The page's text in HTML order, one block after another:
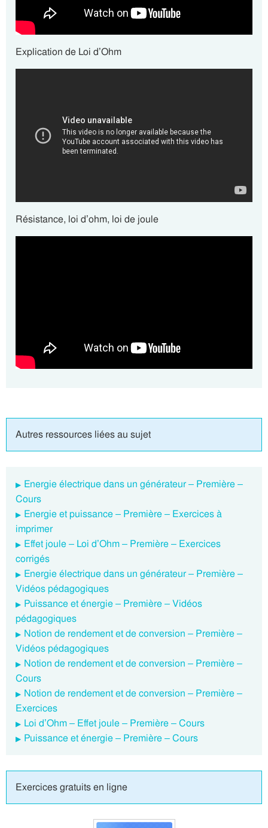
Explication de Loi d’Ohm
Résistance, loi d’ohm, loi de joule
Autres ressources liées au sujet
Energie électrique dans un générateur – Première –
Cours
Energie et puissance – Première – Exercices à
imprimer
Effet joule – Loi d’Ohm – Première – Exercices
corrigés
Energie électrique dans un générateur – Première –
Vidéos pédagogiques
Puissance et énergie – Première – Vidéos
pédagogiques
Notion de rendement et de conversion – Première –
Vidéos pédagogiques
Notion de rendement et de conversion – Première –
Cours
Notion de rendement et de conversion – Première –
Exercices
Loi d’Ohm – Effet joule – Première – Cours
Puissance et énergie – Première – Cours
Exercices gratuits en ligne